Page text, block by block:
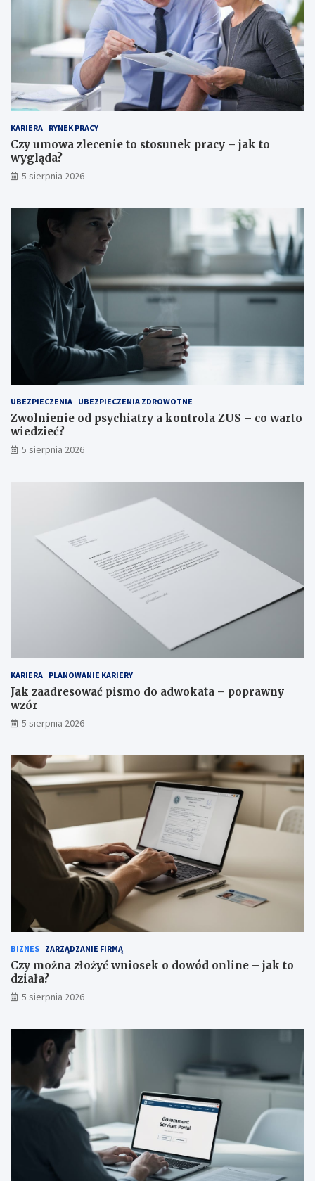
KARIERA RYNEK PRACY
Czy umowa zlecenie to stosunek pracy – jak to
wygląda?
5 sierpnia 2026
UBEZPIECZENIA UBEZPIECZENIA ZDROWOTNE
Zwolnienie od psychiatry a kontrola ZUS – co warto
wiedzieć?
5 sierpnia 2026
KARIERA PLANOWANIE KARIERY
Jak zaadresować pismo do adwokata – poprawny
wzór
5 sierpnia 2026
BIZNES ZARZĄDZANIE FIRMĄ
Czy można złożyć wniosek o dowód online – jak to
działa?
5 sierpnia 2026